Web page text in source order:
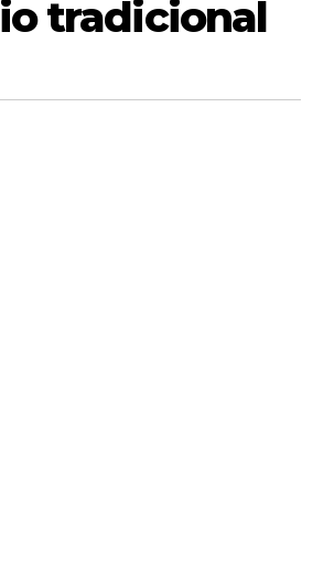
tradicional